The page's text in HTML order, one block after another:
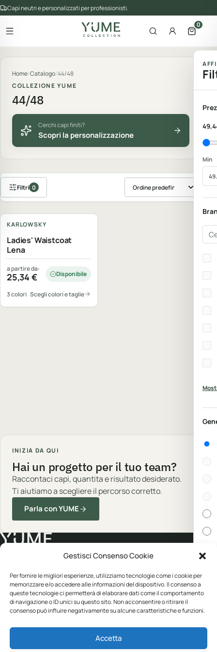
Gestisci Consenso Cookie
Per fornire le migliori esperienze, utilizziamo tecnologie come i cookie per
memorizzare e/o accedere alle informazioni del dispositivo. Il consenso a
queste tecnologie ci permetterà di elaborare dati come il comportamento
di navigazione o ID unici su questo sito. Non acconsentire o ritirare il
consenso può influire negativamente su alcune caratteristiche e funzioni.
Accetta
Capi neutri e personalizzati per professionisti.
Apri il menu
del catalogo
Apri la ricerca
AccountApri il
0
Home/Catalogo/44/48
COLLEZIONE YUME
44/48
Cerchi capi finiti?
Scopri la personalizzazione
Min
In
Filtri 0 Ordina prodotti
Personalizzabile
KARLOWSKY
Ladies' Waistcoat
Lena
a partire da:
25,34 € Disponibile
3 colori Scegli colori e taglie
INIZIA DA QUI
Hai un progetto per il tuo team?
Raccontaci capi, quantita e risultato desiderato.
Ti aiutiamo a scegliere il percorso corretto.
Parla con YUME
Abbigliamento professionale, neutro o
personalizzato.
Personalizzazione